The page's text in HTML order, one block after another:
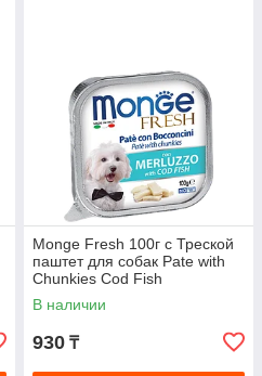
Monge Fresh 100г с Треской
паштет для собак Pate with
Chunkies Cod Fish
В наличии
930 ₸